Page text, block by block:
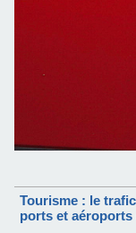
Tourisme : le
ports et aéroports